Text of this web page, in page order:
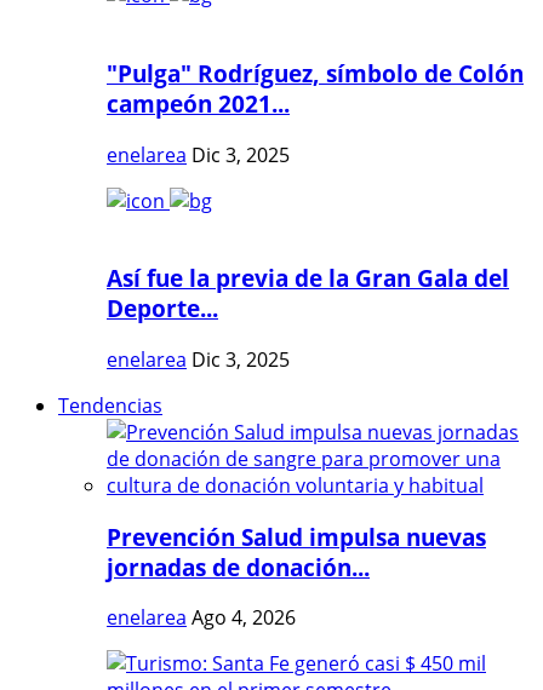
"Pulga" Rodríguez, símbolo de Colón
campeón 2021...
enelarea Dic 3, 2025
Así fue la previa de la Gran Gala del
Deporte...
enelarea Dic 3, 2025
Tendencias
Prevención Salud impulsa nuevas
jornadas de donación...
enelarea Ago 4, 2026